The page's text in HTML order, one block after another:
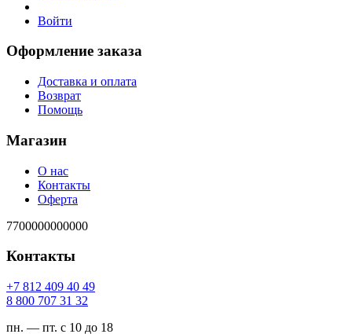
Войти
Оформление заказа
Доставка и оплата
Возврат
Помощь
Магазин
О нас
Контакты
Оферта
7700000000000
Контакты
94 04 904 218 7+
23 13 707 008 8
пн. — пт. с 10 до 18